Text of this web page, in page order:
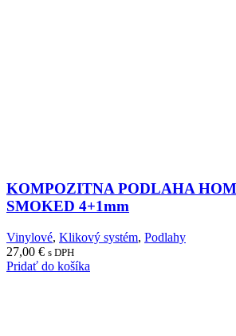
KOMPOZITNA PODLAHA
SMOKED 4+1mm
Vinylové, Klikový systém, Podlahy
27,00 € s DPH
Pridať do košíka